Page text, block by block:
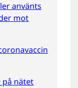
använts
mot
på nätet